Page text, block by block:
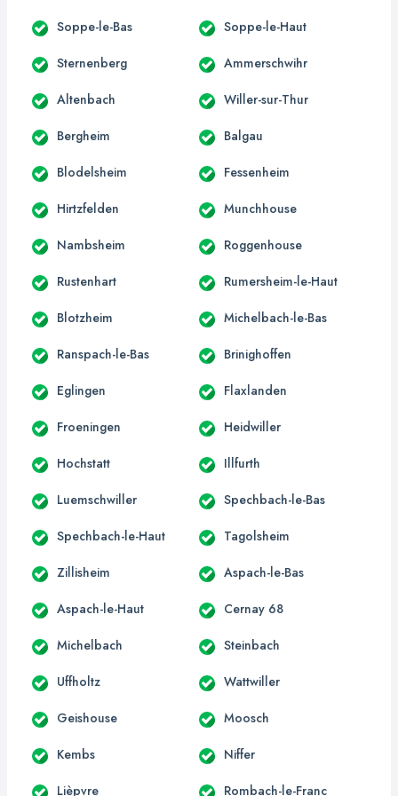
Soppe-le-Bas Soppe-le-Haut
Sternenberg Ammerschwihr
Altenbach Willer-sur-Thur
Bergheim Balgau
Blodelsheim Fessenheim
Hirtzfelden Munchhouse
Nambsheim Roggenhouse
Rustenhart Rumersheim-le-Haut
Blotzheim Michelbach-le-Bas
Ranspach-le-Bas Brinighoffen
Eglingen Flaxlanden
Froeningen Heidwiller
Hochstatt Illfurth
Luemschwiller Spechbach-le-Bas
Spechbach-le-Haut Tagolsheim
Zillisheim Aspach-le-Bas
Aspach-le-Haut Cernay 68
Michelbach Steinbach
Uffholtz Wattwiller
Geishouse Moosch
Kembs Niffer
Lièpvre Rombach-le-Franc